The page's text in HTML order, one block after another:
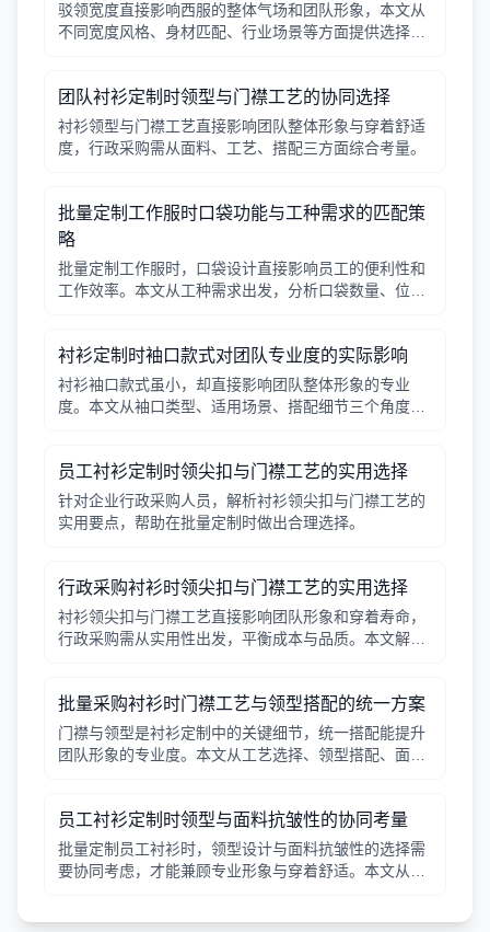
驳领宽度直接影响西服的整体气场和团队形象，本文从
不同宽度风格、身材匹配、行业场景等方面提供选择逻
团队衬衫定制时领型与门襟工艺的协同选择
衬衫领型与门襟工艺直接影响团队整体形象与穿着舒适
度，行政采购需从面料、工艺、搭配三方面综合考量。
批量定制工作服时口袋功能与工种需求的匹配策
略
批量定制工作服时，口袋设计直接影响员工的便利性和
工作效率。本文从工种需求出发，分析口袋数量、位
衬衫定制时袖口款式对团队专业度的实际影响
衬衫袖口款式虽小，却直接影响团队整体形象的专业
度。本文从袖口类型、适用场景、搭配细节三个角度，
员工衬衫定制时领尖扣与门襟工艺的实用选择
针对企业行政采购人员，解析衬衫领尖扣与门襟工艺的
实用要点，帮助在批量定制时做出合理选择。
行政采购衬衫时领尖扣与门襟工艺的实用选择
衬衫领尖扣与门襟工艺直接影响团队形象和穿着寿命，
行政采购需从实用性出发，平衡成本与品质。本文解析
批量采购衬衫时门襟工艺与领型搭配的统一方案
门襟与领型是衬衫定制中的关键细节，统一搭配能提升
团队形象的专业度。本文从工艺选择、领型搭配、面料
员工衬衫定制时领型与面料抗皱性的协同考量
批量定制员工衬衫时，领型设计与面料抗皱性的选择需
要协同考虑，才能兼顾专业形象与穿着舒适。本文从领